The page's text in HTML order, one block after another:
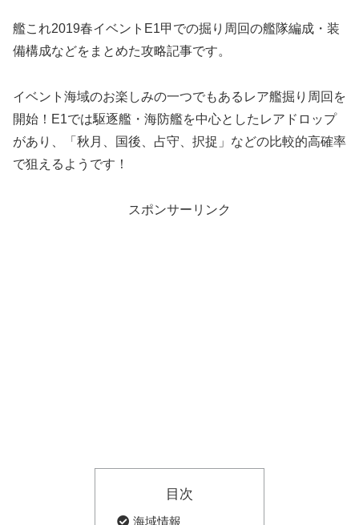
艦これ2019春イベントE1甲での掘り周回の艦隊編成・装
備構成などをまとめた攻略記事です。
イベント海域のお楽しみの一つでもあるレア艦掘り周回を
開始！E1では駆逐艦・海防艦を中心としたレアドロップ
があり、「秋月、国後、占守、択捉」などの比較的高確率
で狙えるようです！
スポンサーリンク
目次
海域情報